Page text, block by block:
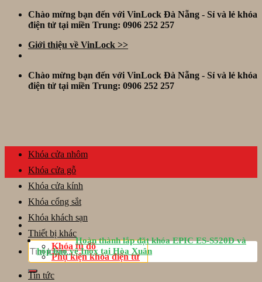
Skip
Chào mừng bạn đến với VinLock Đà Nẵng - Sỉ và lẻ khóa
điện tử tại miền Trung: 0906 252 257
Giới thiệu về VinLock >>
Chào mừng bạn đến với VinLock Đà Nẵng - Sỉ và lẻ khóa
điện tử tại miền Trung: 0906 252 257
Tìm
kiếm:
Khóa cửa nhôm
Khóa cửa gỗ
Khóa cửa kính
Khóa cổng sắt
Khóa khách sạn
Thiết bị khác
Khóa tủ đồ
Phụ kiện khóa điện tử
Tin tức
Hoàn thành lắp đặt khóa EPIC ES-S520D và
hộp bảo vệ Inox tại Hòa Xuân